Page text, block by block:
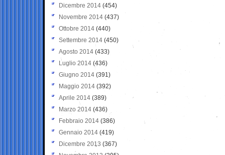
Dicembre 2014 (454)
Novembre 2014 (437)
Ottobre 2014 (440)
Settembre 2014 (450)
Agosto 2014 (433)
Luglio 2014 (436)
Giugno 2014 (391)
Maggio 2014 (392)
Aprile 2014 (389)
Marzo 2014 (436)
Febbraio 2014 (386)
Gennaio 2014 (419)
Dicembre 2013 (367)